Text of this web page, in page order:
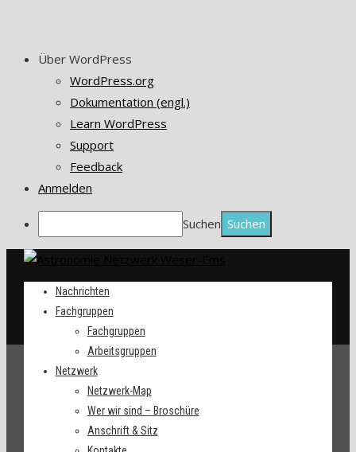
Über WordPress
WordPress.org
Dokumentation (engl.)
Learn WordPress
Support
Feedback
Anmelden
Suchen
Nachrichten
Fachgruppen
Fachgruppen
Arbeitsgruppen
Netzwerk
Netzwerk-Map
Wer wir sind – Broschüre
Anschrift & Sitz